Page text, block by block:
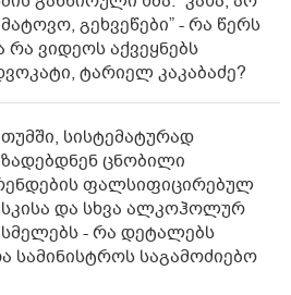
გეხვეწები” - რა წერს
რა ვიდეოს აქვეყნებს
ტარიელ კაკაბაძე?
სისტემატურად
ცნობილი
ფალსიფიცირებულ
და სხვა ალკოჰოლურ
- რა დეტალებს
სამინისტროს საგამოძიებო